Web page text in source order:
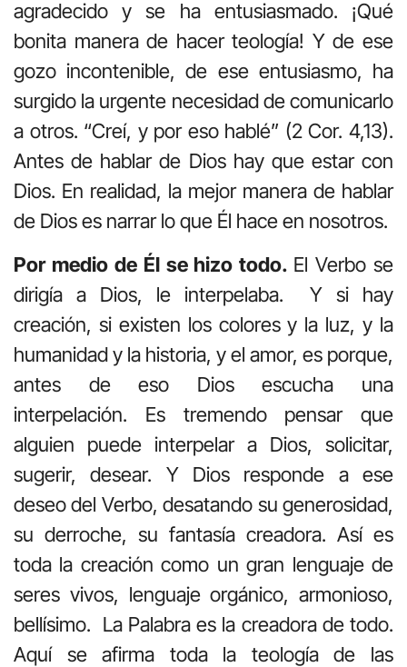
agradecido y se ha entusiasmado. ¡Qué
bonita manera de hacer teología! Y de ese
gozo incontenible, de ese entusiasmo, ha
surgido la urgente necesidad de comunicarlo
a otros. “Creí, y por eso hablé” (2 Cor. 4,13).
Antes de hablar de Dios hay que estar con
Dios. En realidad, la mejor manera de hablar
de Dios es narrar lo que Él hace en nosotros.
Por medio de Él se hizo todo. El Verbo se
dirigía a Dios, le interpelaba. Y si hay
creación, si existen los colores y la luz, y la
humanidad y la historia, y el amor, es porque,
antes de eso Dios escucha una
interpelación. Es tremendo pensar que
alguien puede interpelar a Dios, solicitar,
sugerir, desear. Y Dios responde a ese
deseo del Verbo, desatando su generosidad,
su derroche, su fantasía creadora. Así es
toda la creación como un gran lenguaje de
seres vivos, lenguaje orgánico, armonioso,
bellísimo. La Palabra es la creadora de todo.
Aquí se afirma toda la teología de las